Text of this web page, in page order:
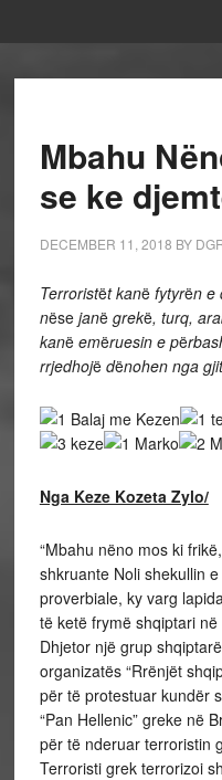
Mbahu
se ke
DECEMBER 11, 2018 BY
Terroristët kanëfytyrën e
nëse janëgrekë, turq,
kanëemëruesin e pë
rrjedhojëdënohen nga
Nga Keze Kozeta Zylo/
“Mbahu nëno mos ki
shkruante Noli shekullin
proverbiale, ky varg
të ketë frymë shqiptari
Dhjetor një grup
organizatës “Rrënjët
për të protestuar kundër
“Pan Hellenic” greke në
për të nderuar terroristin
Terroristi grek terrorizoi